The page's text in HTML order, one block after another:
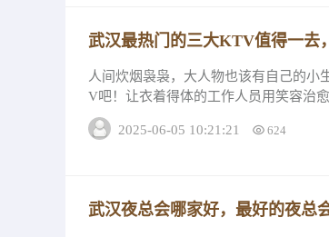
武汉最热门的三大KTV值得一去
人间炊烟袅袅，大人物也该有自己的
V吧！让衣着得体的工作人员用笑容治
出它们压箱底的消费详情和评分。
2025-06-05 10:21:21
624
武汉夜总会哪家好，最好的夜总